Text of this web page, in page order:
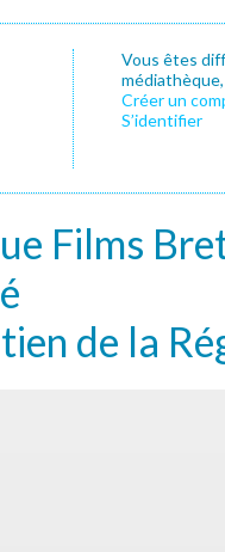
Vous êtes
Créer un
S’identifier
Films
de la